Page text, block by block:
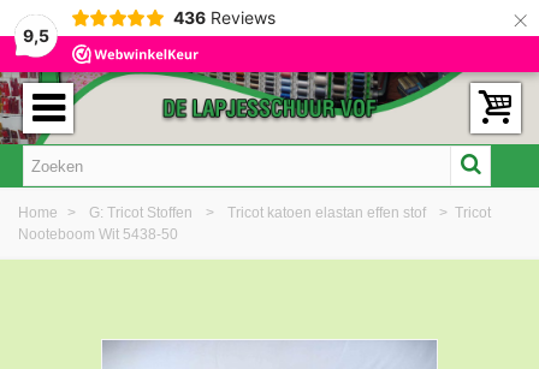
9,5
436 Reviews ×
Home > G: Tricot Stoffen > Tricot katoen elastan effen stof > Tricot
Nooteboom Wit 5438-50